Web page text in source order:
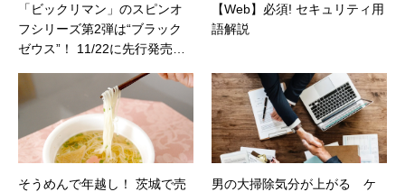
「ビックリマン」のスピンオ
フシリーズ第2弾は“ブラック
ゼウス”！ 11/22に先行発売
【Web】必須! セキュリティ用
語解説
そうめんで年越し！ 茨城で売
男の大掃除気分が上がる ケ